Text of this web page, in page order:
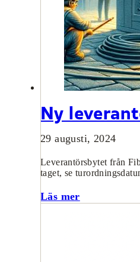
Ny
29 augusti, 2024
Leverantörsbytet från
taget, se
Läs mer